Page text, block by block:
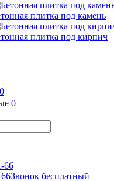
плитка под камень
плитка под кирпич
0
0
66
Звонок бесплатный